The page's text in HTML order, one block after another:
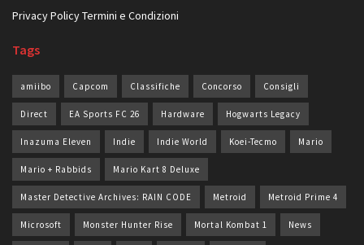
Privacy PolicyTermini e Condizioni
Tags
amiibo Capcom Classifiche Concorso Consigli
Direct EA Sports FC 26 Hardware Hogwarts Legacy
Inazuma Eleven Indie Indie World Koei-Tecmo Mario
Mario + Rabbids Mario Kart 8 Deluxe
Master Detective Archives: RAIN CODE Metroid Metroid Prime 4
Microsoft Monster Hunter Rise Mortal Kombat 1 News